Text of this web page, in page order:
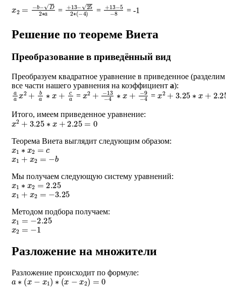
b−D2∗ = +13−25 (−4)
= +13−5 = -1
Решение по теореме Виета
Преобразование в приведённый вид
Преобразуем квадратное уравнение в приведенное (разделим
все части нашего уравнения на коэффициент a):
aax2+ba∗x+ca = x2+−13−4 ∗x+
−9−4 =x2+3.25∗ 2.25
Итого, имеем приведенное уравнение:
x2+3.25∗x+2.25=0
Теорема Виета выглядит следующим образом:
x1∗x2= c
x1 + x2 =− b
Мы получаем следующую систему уравнений:
x1∗x2=2.25
x1 + x2 =− 3.25
Методом подбора получаем:
x1=−2.25
x2 =−
Разложение на множители
Разложение происходит по формуле:
a ∗(x−x1)∗ (x−x2)=0